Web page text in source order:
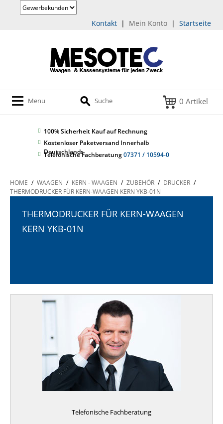
Startseite
|
Mein Konto
|
Kontakt
Menu Suche 0 Artikel
100% Sicherheit Kauf auf Rechnung
Kostenloser Paketversand Innerhalb
Deutschlands
Telefonische Fachberatung07371 / 10594-0
HOME / WAAGEN / KERN - WAAGEN / ZUBEHÖR / DRUCKER /
THERMODRUCKER FÜR KERN-WAAGEN KERN YKB-01N
THERMODRUCKER FÜR KERN-WAAGEN
KERN YKB-01N
Telefonische Fachberatung